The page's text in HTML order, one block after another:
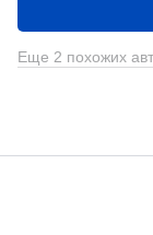
Еще 2 похожих